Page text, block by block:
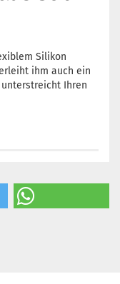
Silikon
ihm auch ein
Ihren